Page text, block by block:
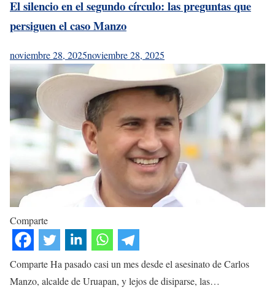
El silencio en el segundo círculo: las preguntas que
persiguen el caso Manzo
noviembre 28, 2025noviembre 28, 2025
Comparte
Comparte Ha pasado casi un mes desde el asesinato de Carlos
Manzo, alcalde de Uruapan, y lejos de disiparse, las…